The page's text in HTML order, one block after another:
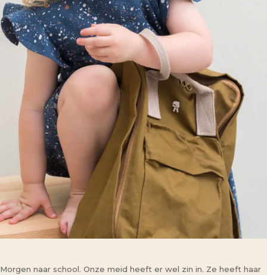
Morgen naar school. Onze meid heeft er wel zin in. Ze heeft haar